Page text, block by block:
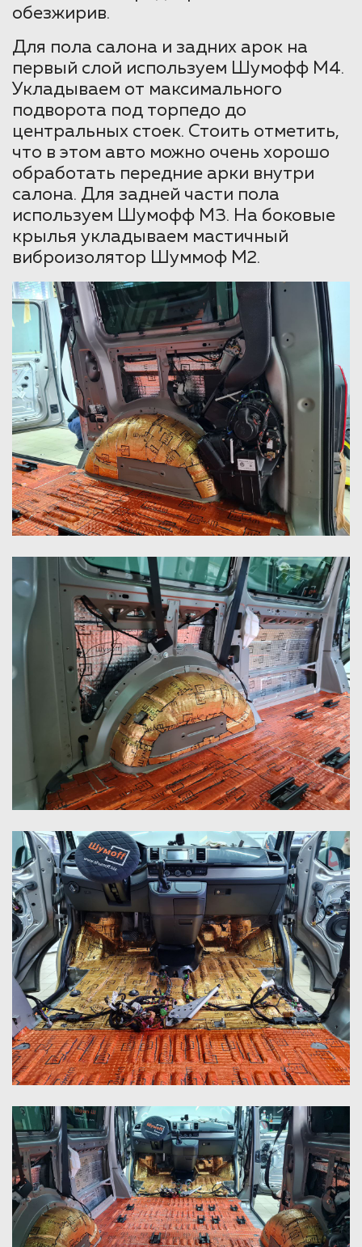
обезжирив.
Для пола салона и задних арок на
первый слой используем Шумофф М4.
Укладываем от максимального
подворота под торпедо до
центральных стоек. Стоить отметить,
что в этом авто можно очень хорошо
обработать передние арки внутри
салона. Для задней части пола
используем Шумофф М3. На боковые
крылья укладываем мастичный
виброизолятор Шуммоф М2.